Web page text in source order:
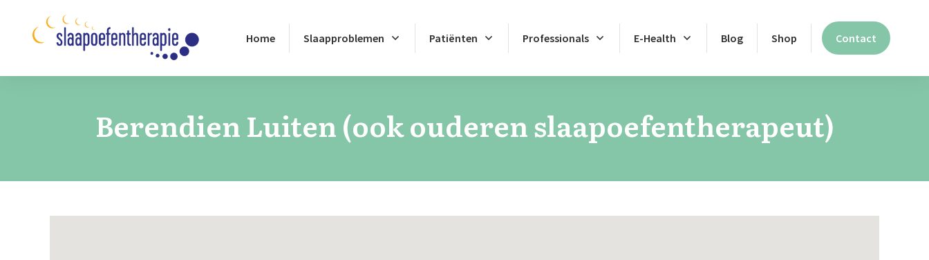
Home Slaapproblemen Patiënten Professionals E-Health Blog Shop Contact
Berendien Luiten (ook ouderen slaapoefentherapeut)